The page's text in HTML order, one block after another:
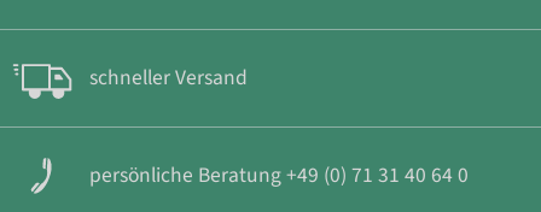
schneller Versand
persönliche Beratung +49 (0) 71 31 40 64 0